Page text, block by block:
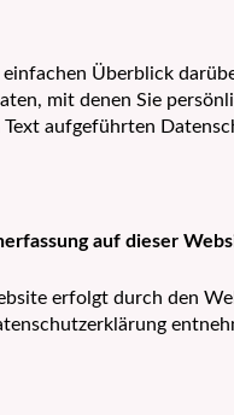
Überblick
mit denen Sie
aufgeführten
auf dieser
erfolgt durch den